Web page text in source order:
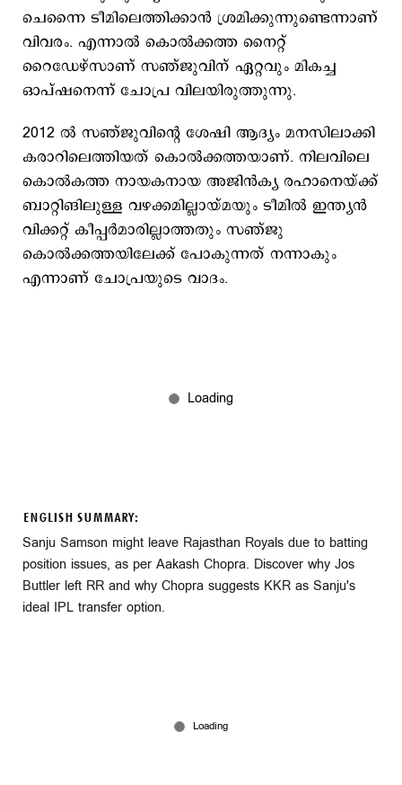
ചെന്നൈ ടീമിലെത്തിക്കാന്‍ ശ്രമിക്കുന്നുണ്ടെന്നാണ്
വിവരം. എന്നാല്‍ കൊല്‍ക്കത്ത നൈറ്റ്
റൈഡേഴ്സാണ് സ‍ഞ്ജുവിന് ഏറ്റവും മികച്ച
ഓപ്ഷനെന്ന് ചോപ്ര വിലയിരുത്തുന്നു.
2012 ല്‍ സഞ്ജുവിന്‍റെ ശേഷി ആദ്യം മനസിലാക്കി
കരാറിലെത്തിയത് കൊല്‍ക്കത്തയാണ്. നിലവിലെ
കൊല്‍കത്ത നായകനായ അജിന്‍ക്യ രഹാനെയ്ക്ക്
ബാറ്റിങിലുള്ള വഴക്കമില്ലായ്മയും ടീമില്‍ ഇന്ത്യന്‍
വിക്കറ്റ് കീപ്പര്‍മാരില്ലാത്തതും സഞ്ജു
കൊല്‍ക്കത്തയിലേക്ക് പോകുന്നത് നന്നാകും
എന്നാണ് ചോപ്രയുടെ വാദം.
ENGLISH SUMMARY:
Sanju Samson might leave Rajasthan Royals due to batting
position issues, as per Aakash Chopra. Discover why Jos
Buttler left RR and why Chopra suggests KKR as Sanju's
ideal IPL transfer option.